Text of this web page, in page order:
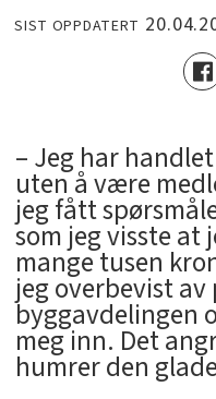
SIST OPPDATERT
– Jeg har
uten å være
jeg fått
som jeg visste at
mange tusen
jeg overbevist
byggavdelingen
meg inn. Det
humrer den